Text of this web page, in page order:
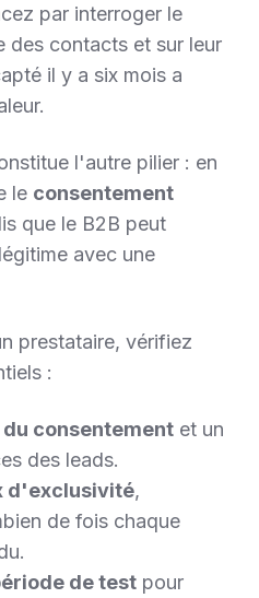
par interroger le
des contacts et sur leur
il y a six mois a
l'autre pilier : en
le consentement
que le B2B peut
avec une
prestataire, vérifiez
:
consentement et un
des leads.
d'exclusivité,
de fois chaque
de test pour